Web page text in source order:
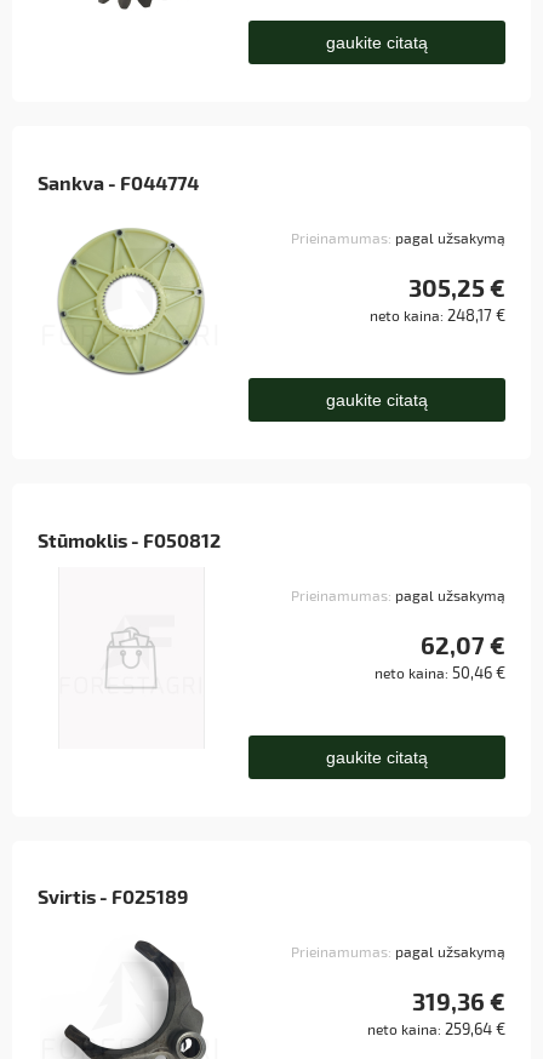
gaukite citatą
Sankva - F044774
Prieinamumas: pagal užsakymą
305,25 €
neto kaina: 248,17 €
gaukite citatą
Stūmoklis - F050812
Prieinamumas: pagal užsakymą
62,07 €
neto kaina: 50,46 €
gaukite citatą
Svirtis - F025189
Prieinamumas: pagal užsakymą
319,36 €
neto kaina: 259,64 €